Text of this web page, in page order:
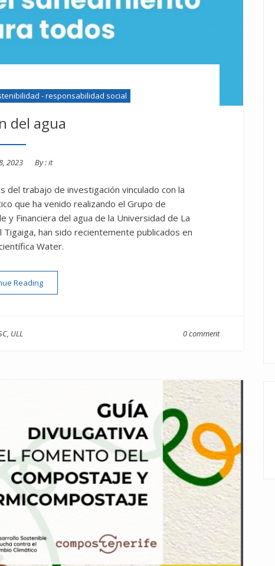
- responsabilidad social
del agua
2023 By :it
del trabajo de investigación vinculado con la
que ha venido realizando el Grupo de
y Financiera del agua de la Universidad de La
han sido recientemente publicados en
Water.
Reading“Gestión del agua”
ULL 0 comment